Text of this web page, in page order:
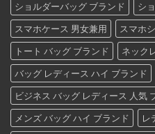
ショルダーバッグ ブランド
シ
スマホケース 男女兼用
スマホ
トート バッグ ブランド
ネック
バッグ レディース ハイ ブランド
ビジネス バッグ レディース 人気
メンズ バッグ ハイ ブランド
レ